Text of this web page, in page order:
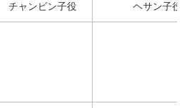
チャンビン子役 ヘサン子役